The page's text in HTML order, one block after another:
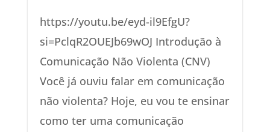
https://youtu.be/eyd-il9EfgU?
si=PclqR2OUEJb69wOJ Introdução à
Comunicação Não Violenta (CNV)
Você já ouviu falar em comunicação
não violenta? Hoje, eu vou te ensinar
como ter uma comunicação